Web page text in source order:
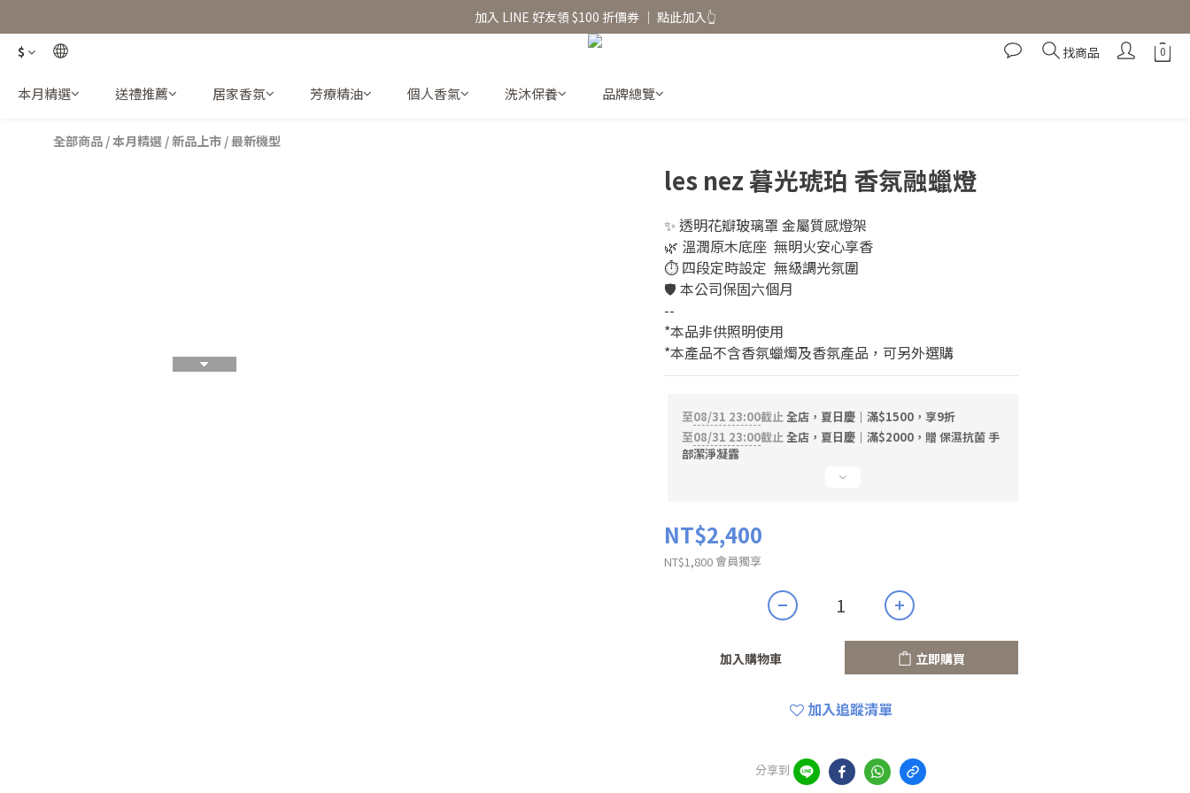
香氛水氧機、擴香香水原精  l 兩件85、三件79折
香氛水氧機、擴香香水原精  l 兩件85、三件79折
絕版出清【$299起】l Baija Paris 擴香禮盒、香氛蠟燭
加入 LINE 好友領 $100 折價券 │ 點此加入👆
$ 找商品
本月精選 送禮推薦 居家香氛 芳療精油 個人香氣 洗沐保養 品牌總覽
全部商品 /本月精選 /新品上市 /最新機型
les nez 暮光琥珀 香氛融蠟燈
✨ 透明花瓣玻璃罩 金屬質感燈架
🌿 溫潤原木底座  無明火安心享香
⏱️ 四段定時設定  無級調光氛圍
🛡️ 本公司保固六個月
--
*本品非供照明使用
*本產品不含香氛蠟燭及香氛產品，可另外選購
至08/31 23:00截止全店，夏日慶｜滿$1500，享9折
至08/31 23:00截止全店，夏日慶｜滿$2000，贈 保濕抗菌 手
部潔淨凝露
NT$2,400
NT$1,800會員獨享
加入購物車 立即購買
加入追蹤清單
分享到